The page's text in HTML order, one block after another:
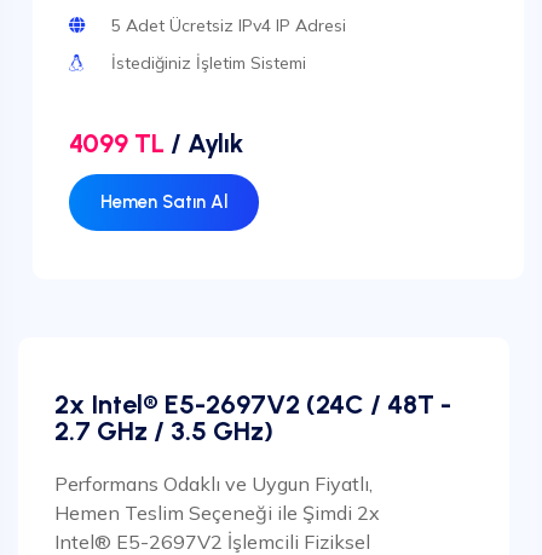
5 Adet Ücretsiz IPv4 IP Adresi
İstediğiniz İşletim Sistemi
Hemen Satın Al
4099 TL / Aylık
2x Intel® E5-2697V2 (24C / 48T -
2.7 GHz / 3.5 GHz)
Performans Odaklı ve Uygun Fiyatlı,
Hemen Teslim Seçeneği ile Şimdi 2x
Intel® E5-2697V2 İşlemcili Fiziksel